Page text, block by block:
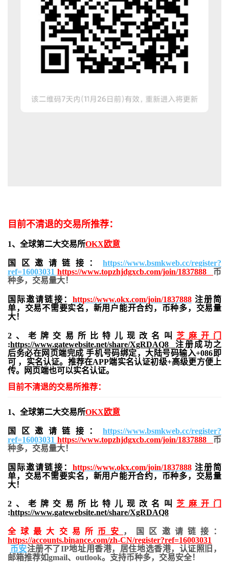
目前不清退的交易所推荐：
1、全球第二大交易所OKX欧意
国区邀请链接： https://www.bsmkweb.cc/register?
ref=16003031 https://www.topzhjdgxcb.com/join/1837888 币
种多，交易量大！
国际邀请链接： https://www.okx.com/join/1837888注册简
单，交易不需要实名，新用户能开合约， 币种多，交易量
大！
2、老牌交易所比特儿现改名叫 芝麻开门
:https://www.gatewebsite.net/share/XgRDAQ8 注册成功之
后务必在网页端完成 手机号码绑定，大陆号码输入+086即
可 ，实名认证。推荐在APP端实名认证初级+高级更方便上
传。网页端也可以实名认证。
目前不清退的交易所推荐：
1、全球第二大交易所OKX欧意
国区邀请链接： https://www.bsmkweb.cc/register?
ref=16003031 https://www.topzhjdgxcb.com/join/1837888 币
种多，交易量大！
国际邀请链接： https://www.okx.com/join/1837888注册简
单，交易不需要实名，新用户能开合约， 币种多，交易量
大！
2、老牌交易所比特儿现改名叫 芝麻开门
:https://www.gatewebsite.net/share/XgRDAQ8
全球最大交易所 币安
，国区邀请链接：
https://accounts.binance.com/zh-CN/register?ref=16003031
币安注册不了IP地址用香港，居住地选香港，认证照旧，
邮箱推荐如gmail、outlook。支持币种多，交易安全！